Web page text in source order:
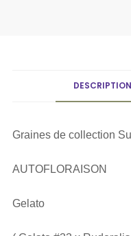
DESCRIPTION
Graines de collection
AUTOFLORAISON
Gelato